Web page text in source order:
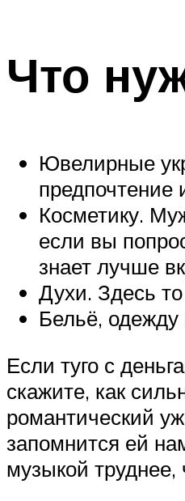
Что
Ювелирные
предпочтение
Косметику.
если вы
знает лучше
Духи. Здесь
Бельё, одежду
Если туго с
скажите, как
романтический
запомнится ей
музыкой